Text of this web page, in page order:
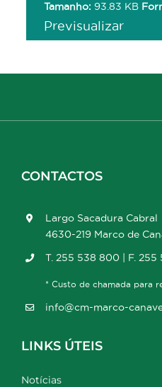
Tamanho: 93.83 KB
Previsualizar
CONTACTOS
Largo Sacadura Cabral
4630-219 Marco de
T. 255 538 800 | F. 255
* Custo de chamada para
info@cm-marco-
LINKS ÚTEIS
Notícias